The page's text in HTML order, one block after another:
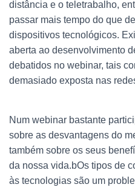
distância e o teletrabalho,
passar mais tempo do que
dispositivos tecnológicos.
aberta ao desenvolvimento
debatidos no webinar, tais
demasiado exposta nas
Num webinar bastante
sobre as desvantagens do
também sobre os seus
da nossa vida.bOs tipos de
às tecnologias são um